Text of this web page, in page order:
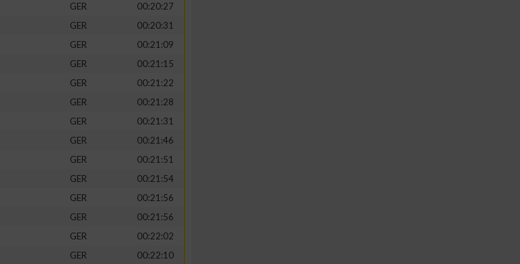
GER
00:20:27
GER
00:20:31
GER
00:21:09
GER
00:21:15
GER
00:21:22
GER
00:21:28
GER
00:21:31
GER
00:21:46
GER
00:21:51
GER
00:21:54
GER
00:21:56
GER
00:21:56
GER
00:22:02
GER
00:22:10